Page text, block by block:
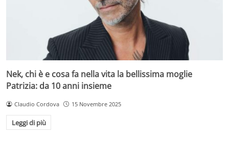
Nek, chi è e cosa fa nella vita la bellissima moglie
Patrizia: da 10 anni insieme
Claudio Cordova 15 Novembre 2025
Leggi di più